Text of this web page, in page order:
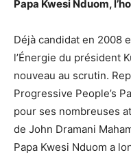
Papa Kwesi Nduom,
Déjà candidat en 2008
l’Énergie du président
nouveau au scrutin.
Progressive People’s
pour ses nombreuses
de John Dramani
Papa Kwesi Nduom a